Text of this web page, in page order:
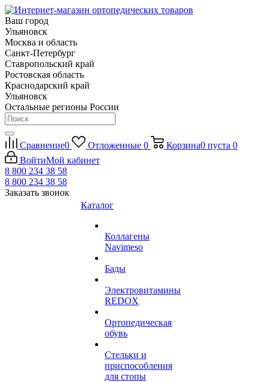
Ваш город
Ульяновск
Москва и область
Санкт-Петербург
Ставропольский край
Ростовская область
Краснодарский край
Ульяновск
Остальные регионы России
Сравнение0 Отложенные 0 Корзина0 пуста 0
ВойтиМой кабинет
8 800 234 38 58
8 800 234 38 58
Заказать звонок
Каталог
Коллагены
Navimeso
Бады
Электровитамины
REDOX
Ортопедическая
обувь
Стельки и
приспособления
для стопы